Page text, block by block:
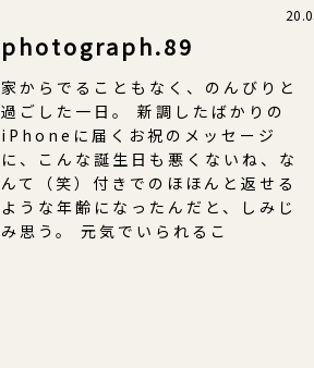
photograph.89
家からでることもなく、のんびりと
過ごした一日。 新調したばかりの
iPhoneに届くお祝のメッセージ
に、こんな誕生日も悪くないね、な
んて（笑）付きでのほほんと返せる
ような年齢になったんだと、しみじ
み思う。 元気でいられるこ